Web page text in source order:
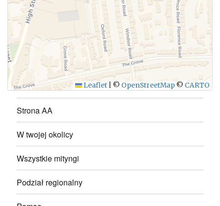
WYŚLIJ
Leaflet © OpenStreetMap © CARTO
Strona AA
W twojej okolicy
Wszystkie mityngi
Podział regionalny